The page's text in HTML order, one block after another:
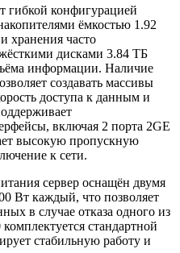
гибкой конфигурацией
ёмкостью 1.92
хранения часто
дисками 3.84 ТБ
информации. Наличие
создавать массивы
доступа к данным и
включая 2 порта 2GE
высокую пропускную
к сети.
сервер оснащён двумя
Вт каждый, что позволяет
в случае отказа одного из
стандартной
стабильную работу и